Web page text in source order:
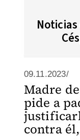
09.11.2023/
Madre
pide a
contra